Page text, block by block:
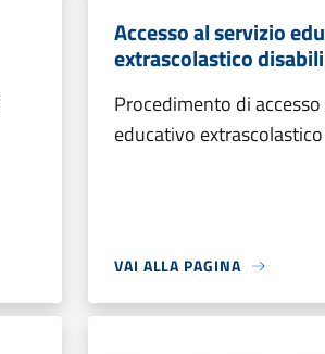
Accesso al servizio
extrascolastico disabili
Procedimento di
educativo
VAI ALLA PAGINA